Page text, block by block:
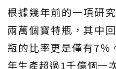
根據幾年前的一項研
兩萬個寶特瓶，其中
瓶的比率更是僅有7％
年生產超過1千億個一